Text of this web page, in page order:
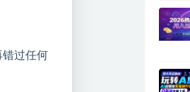
错过任何